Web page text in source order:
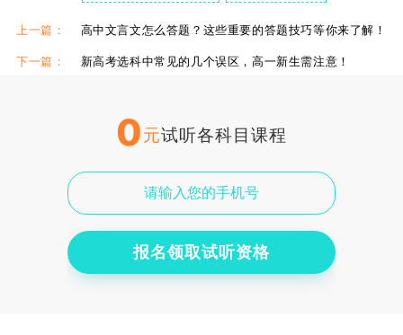
高三心态调整
上一篇： 高中文言文怎么答题？这些重要的答题技巧等你来了解！
下一篇： 新高考选科中常见的几个误区，高一新生需注意！
0元试听各科目课程
报名领取试听资格